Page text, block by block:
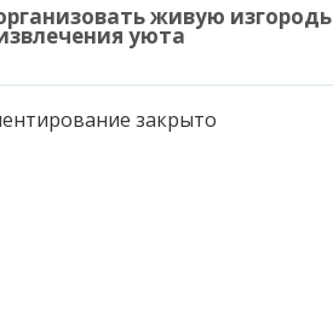
живую изгородь
уюта
закрыто